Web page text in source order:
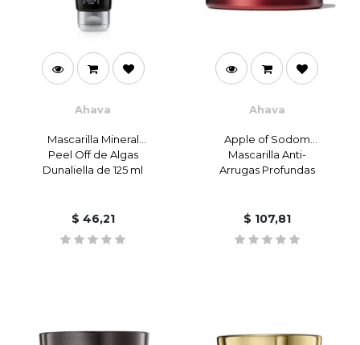
Ahava
Mascarilla Mineral
Peel Off de Algas
Dunaliella de 125 ml
$ 46,21
Ahava
Apple of Sodom
Mascarilla Anti-
Arrugas Profundas
$ 107,81